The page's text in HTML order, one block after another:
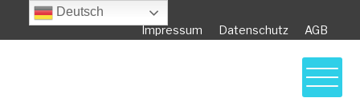
Impressum Datenschutz AGB
ISE – Nickel – Herstellung, Vorkommen,
Deutsch